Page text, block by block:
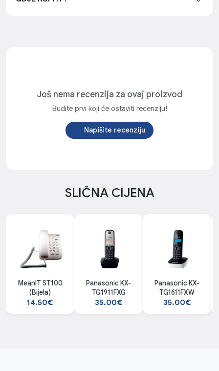
Još nema recenzija za ovaj proizvod
Budite prvi koji će ostaviti recenziju!
Napišite recenziju
SLIČNA CIJENA
MeanIT ST100
(Bijela)
14.50€
Panasonic KX-
TG1911FXG
35.00€
Panasonic KX-
TG1611FXW
35.00€